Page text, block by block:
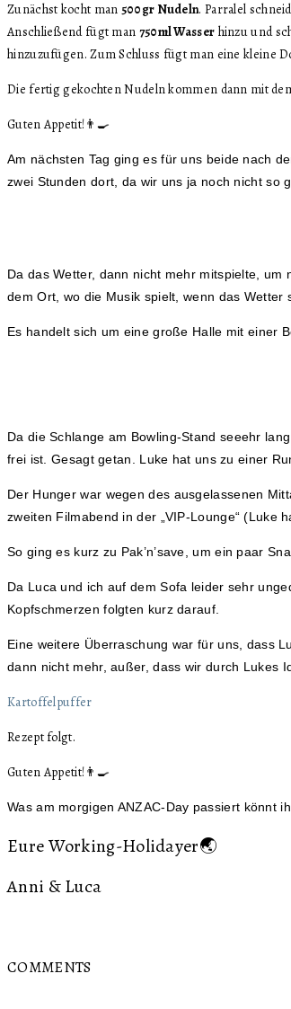
Zunächst kocht man 500gr Nudeln. Parralel
Anschließend fügt man 750ml Wasser hinzu und
hinzuzufügen. Zum Schluss fügt man eine kleine
Die fertig gekochten Nudeln kommen dann mit
Guten Appetit!👨‍🍳
Am nächsten Tag ging es für uns beide nach
zwei Stunden dort, da wir uns ja noch nicht so
Da das Wetter, dann nicht mehr mitspielte,
dem Ort, wo die Musik spielt, wenn das Wetter
Es handelt sich um eine große Halle mit einer
Da die Schlange am Bowling-Stand seeehr
frei ist. Gesagt getan. Luke hat uns zu einer
Der Hunger war wegen des ausgelassenen
zweiten Filmabend in der „VIP-Lounge“ (Luke
So ging es kurz zu Pak’n’save, um ein paar
Da Luca und ich auf dem Sofa leider sehr
Kopfschmerzen folgten kurz darauf.
Eine weitere Überraschung war für uns, dass
dann nicht mehr, außer, dass wir durch Lukes
Kartoffelpuffer
Rezept folgt.
Guten Appetit!👨‍🍳
Was am morgigen ANZAC-Day passiert könnt
Eure Working-Holidayer🌏
Anni & Luca
COMMENTS